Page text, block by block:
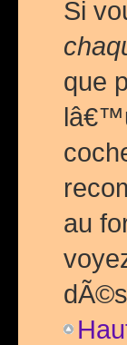
Si
que
au